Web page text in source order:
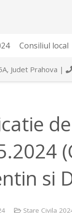
Consiliul local
Judet Prahova |
si
Stare Civila